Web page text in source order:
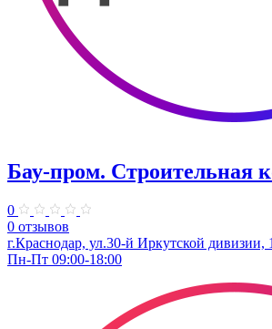
Бау-пром. Строительная
0
0 отзывов
г.Краснодар, ул.30-й Иркутской дивизии,
Пн-Пт 09:00-18:00